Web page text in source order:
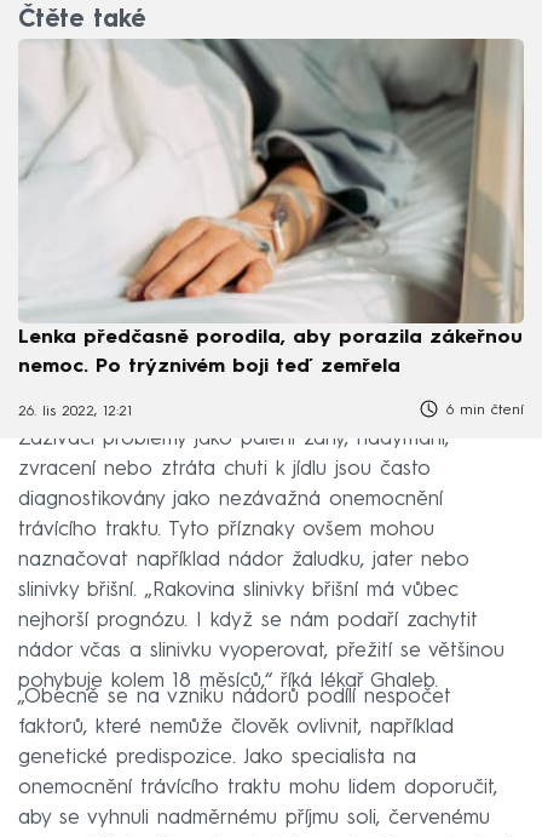
Čtěte také
Lenka předčasně porodila, aby porazila zákeřnou
nemoc. Po trýznivém boji teď zemřela
26. lis 2022, 12:21 6 min čtení
Zažívací problémy jako pálení žáhy, nadýmání,
zvracení nebo ztráta chuti k jídlu jsou často
diagnostikovány jako nezávažná onemocnění
trávícího traktu. Tyto příznaky ovšem mohou
naznačovat například nádor žaludku, jater nebo
slinivky břišní. „Rakovina slinivky břišní má vůbec
nejhorší prognózu. I když se nám podaří zachytit
nádor včas a slinivku vyoperovat, přežití se většinou
pohybuje kolem 18 měsíců,“ říká lékař Ghaleb.
„Obecně se na vzniku nádorů podílí nespočet
faktorů, které nemůže člověk ovlivnit, například
genetické predispozice. Jako specialista na
onemocnění trávícího traktu mohu lidem doporučit,
aby se vyhnuli nadměrnému příjmu soli, červenému